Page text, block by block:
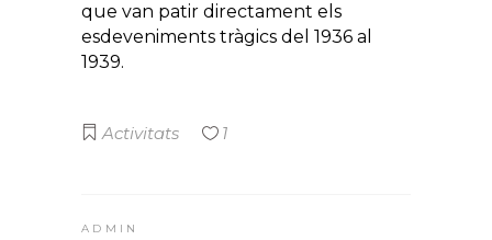
que van patir directament els
esdeveniments tràgics del 1936 al
1939.
Activitats 1
ADMIN